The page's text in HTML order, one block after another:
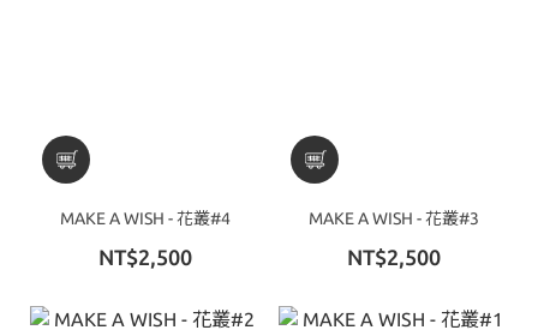
MAKE A WISH - 花叢#4
NT$2,500
MAKE A WISH - 花叢#3
NT$2,500